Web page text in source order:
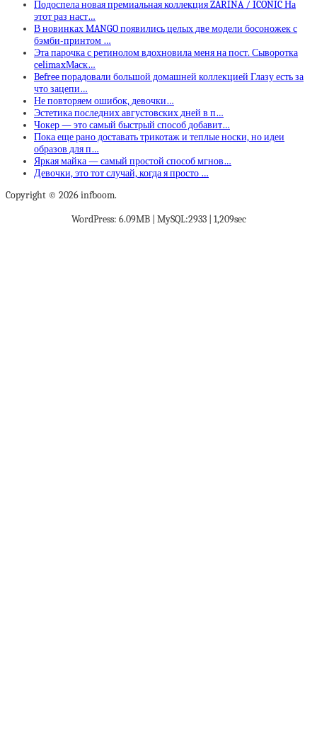
Подоспела новая премиальная коллекция ZARINA / ICONIC На
этот раз наст…
В новинках MANGO появились целых две модели босоножек с
бэмби-принтом …
Эта парочка с ретинолом вдохновила меня на пост. Сыворотка
celimaxМаск…
Befree порадовали большой домашней коллекцией Глазу есть за
что зацепи…
Не повторяем ошибок, девочки…
Эстетика последних августовских дней в п…
Чокер — это самый быстрый способ добавит…
Пока еще рано доставать трикотаж и теплые носки, но идеи
образов для п…
Яркая майка — самый простой способ мгнов…
Девочки, это тот случай, когда я просто …
Copyright © 2026 infboom.
WordPress: 6.09MB | MySQL:2933 | 1,209sec